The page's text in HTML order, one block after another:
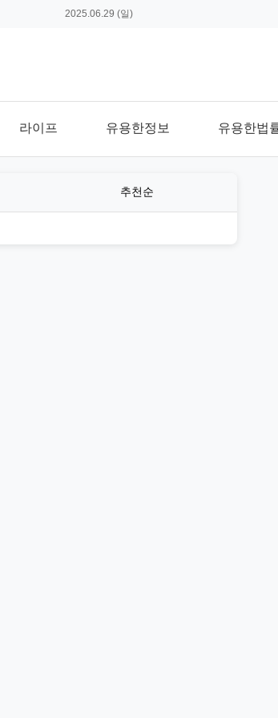
2025.06.29 (일)
라이프 유용한정보 유용한법
추천순